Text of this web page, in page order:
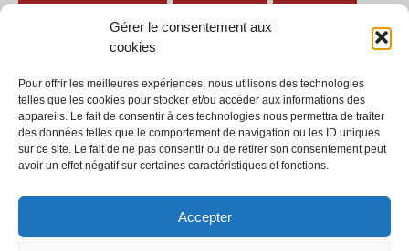
Gérer le consentement aux
cookies
Pour offrir les meilleures expériences, nous utilisons des technologies
telles que les cookies pour stocker et/ou accéder aux informations des
appareils. Le fait de consentir à ces technologies nous permettra de traiter
des données telles que le comportement de navigation ou les ID uniques
sur ce site. Le fait de ne pas consentir ou de retirer son consentement peut
avoir un effet négatif sur certaines caractéristiques et fonctions.
Accepter
Exercices difficiles
Le regard et la voix Pièce pour enfant Sans paroles
Secondaire séances tous les exercices
Tous les exercices de théâtre